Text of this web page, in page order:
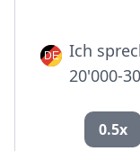
Ich
20'000-
0.5x